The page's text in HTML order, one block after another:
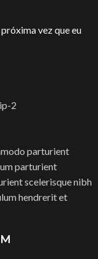
vez que eu
parturient
parturient
scelerisque nibh
hendrerit et